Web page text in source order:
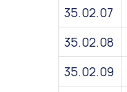
35.02.07
35.02.08
35.02.09